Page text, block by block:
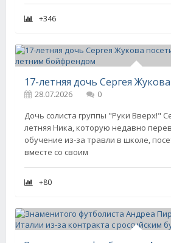
+346
28.07.2026
0
Дочь солиста группы "Руки Вверх!"
летняя Ника, которую недавно
обучение из-за травли в школе,
вместе со своим
+80